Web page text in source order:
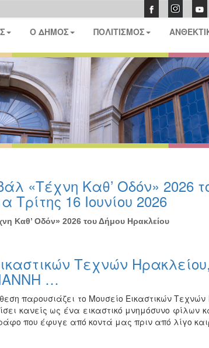
Ο ΔΗΜΟΣ ΠΟΛΙΤΙΣΜΟΣ
«Τέχνη Καθ’ Οδόν» 2026
16 Ιουνίου 2026
Καθ’ Οδόν» 2026 του Δήμου Ηρακλείου
Τεχνών
…
παρουσιάζει το Μουσείο Εικαστικών
κανείς ως ένα εικαστικό μνημόσυνο φίλων
που έφυγε από κοντά μας πριν από λίγο